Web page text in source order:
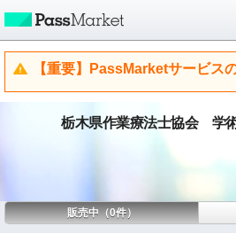
【重要】PassMarketサービス
栃木県作業療法士協会 学
販売中（0件）